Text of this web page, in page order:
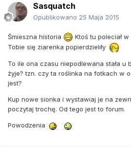
Sasquatch
Opublikowano 25 Maja 2015
Śmieszna historia
Ktoś tu poleciał
Tobie się ziarenka popierdzieliły
To ile ona czasu niepodlewana stała u
żyje? tzn. czy ta roślinka na fotkach w
jest?
Kup nowe sionka i wystawiaj je na
poczytaj trochę. Od tego jest to forum.
Powodzenia